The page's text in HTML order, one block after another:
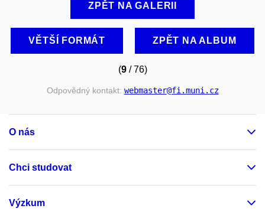
ZPĚT NA GALERII
VĚTŠÍ FORMÁT ZPĚT NA ALBUM
(9/ 76)
Odpovědný kontakt: webmaster@fi.muni.cz
O nás
Chci studovat
Výzkum